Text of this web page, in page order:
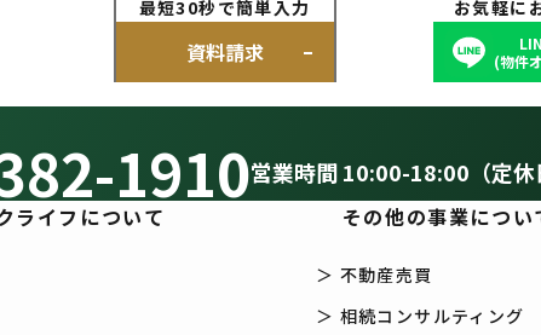
最短30秒で簡単入力
資料請求
お気軽に
(物件
1910営業時間 10:00-18:00（定休
ライフについて その他の事業につい
＞ 不動産売買
＞ 相続コンサルティング